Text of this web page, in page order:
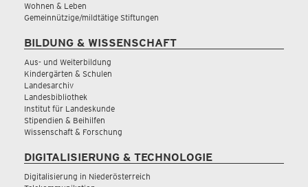
Wohnen & Leben
Gemeinnützige/mildtätige Stiftungen
BILDUNG & WISSENSCHAFT
Aus- und Weiterbildung
Kindergärten & Schulen
Landesarchiv
Landesbibliothek
Institut für Landeskunde
Stipendien & Beihilfen
Wissenschaft & Forschung
DIGITALISIERUNG & TECHNOLOGIE
Digitalisierung in Niederösterreich